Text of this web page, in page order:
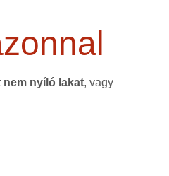
nem nyíló lakat, vagy